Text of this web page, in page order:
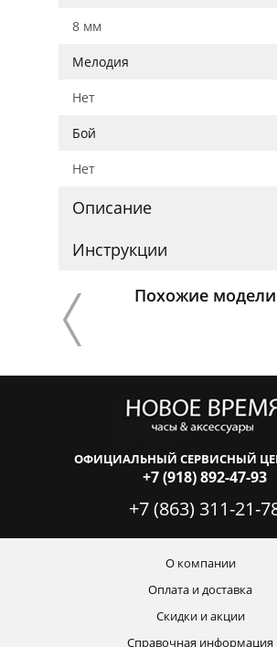
8 мм
Мелодия
Нет
Бой
Нет
Описание
Инструкции
Похожие модели
ОФИЦИАЛЬНЫЙ СЕРВИСНЫЙ
+7 (918) 892-47-93
+7 (863) 311-21-
О компании
Оплата и доставка
Скидки и акции
Справочная информация